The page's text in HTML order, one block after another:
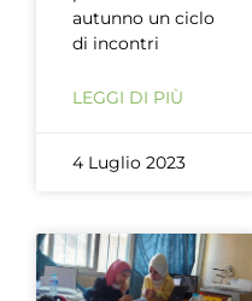
autunno un ciclo
di incontri
LEGGI DI PIÙ
4 Luglio 2023